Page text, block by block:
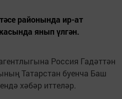
районында ир-ат
янып үлгән.
Россия Гадәттән
Татарстан буенча Баш
хәбәр иттеләр.